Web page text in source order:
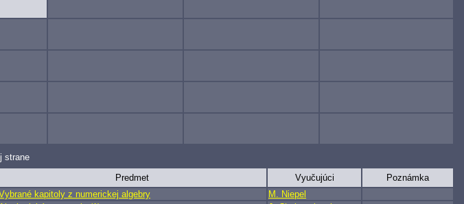
strane
Predmet Vyučujúci
Poznámka
kapitoly z numerickej algebry
M. Niepel